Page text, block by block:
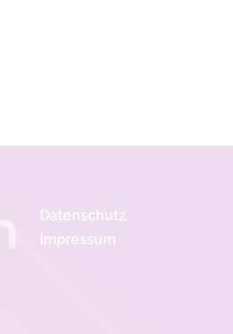
Datenschutz
Impressum